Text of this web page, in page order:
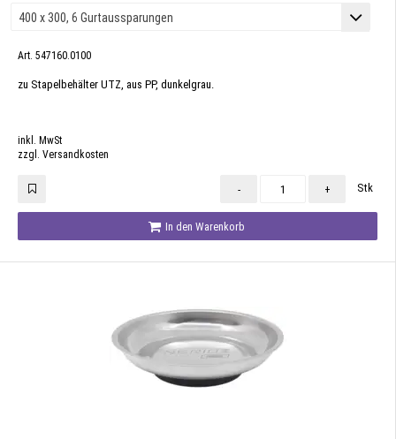
Art. 547160.0100
zu Stapelbehälter UTZ, aus PP, dunkelgrau.
inkl. MwSt
zzgl. Versandkosten
- + Stk
In den Warenkorb